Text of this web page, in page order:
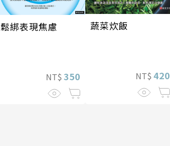
鬆綁表現焦慮
NT$ 350
蔬菜炊飯
NT$ 420